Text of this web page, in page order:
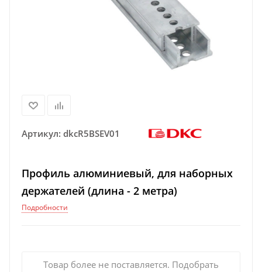
Артикул: dkcR5BSEV01
Профиль алюминиевый, для наборных
держателей (длина - 2 метра)
Подробности
Товар более не поставляется. Подобрать